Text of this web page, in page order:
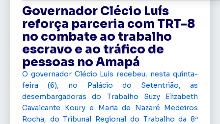
Governador Clécio Luís
reforça parceria com TRT-8
no combate ao trabalho
escravo e ao tráfico de
pessoas no Amapá
O governador Clécio Luís recebeu, nesta quinta-
feira (6), no Palácio do Setentrião, as
desembargadoras do Trabalho Suzy Elizabeth
Cavalcante Koury e Maria de Nazaré Medeiros
Rocha, do Tribunal Regional do Trabalho da 8ª